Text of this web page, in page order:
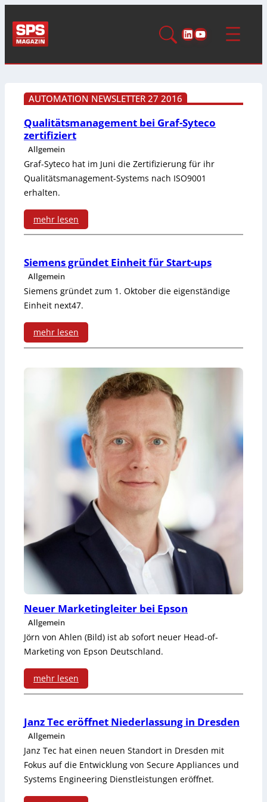
LinkedIn
YouTube
AUTOMATION NEWSLETTER 27 2016
Qualitätsmanagement bei Graf-Syteco
zertifiziert
Allgemein
Graf-Syteco hat im Juni die Zertifizierung für ihr
Qualitätsmanagement-Systems nach ISO9001
erhalten.
mehr lesen
:
Q
u
a
l
i
t
a
g
e
m
e
n
t
b
i
G
a
f
Siemens gründet Einheit für Start-ups
Allgemein
Siemens gründet zum 1. Oktober die eigenständige
Einheit next47.
mehr lesen
:
S
g
r
ü
d
e
t
E
i
h
e
i
Neuer Marketingleiter bei Epson
Allgemein
Jörn von Ahlen (Bild) ist ab sofort neuer Head-of-
Marketing von Epson Deutschland.
mehr lesen
:
N
e
u
e
Janz Tec eröffnet Niederlassung in Dresden
Allgemein
Janz Tec hat einen neuen Standort in Dresden mit
Fokus auf die Entwicklung von Secure Appliances und
Systems Engineering Dienstleistungen eröffnet.